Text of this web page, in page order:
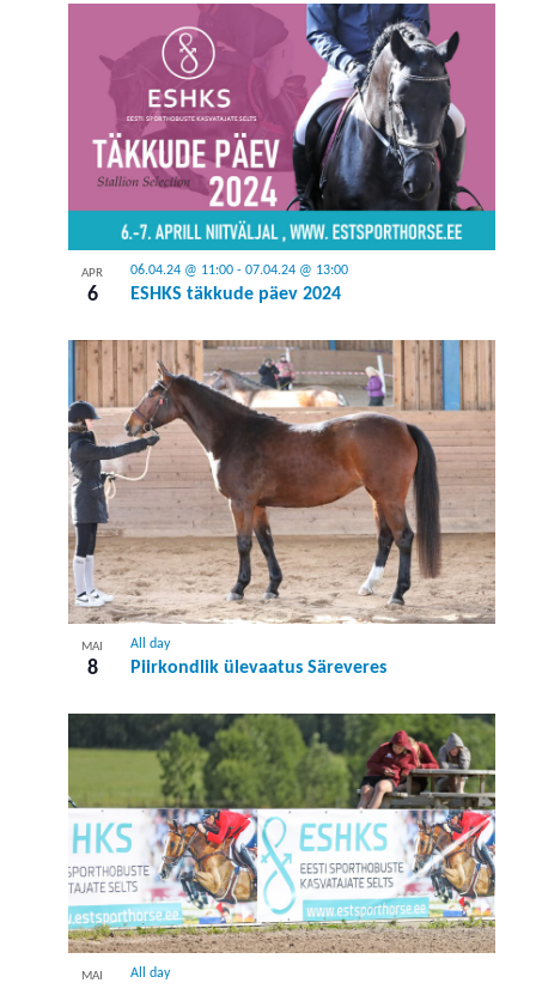
APR
6 ESHKS täkkude päev 2024
06.04.24 @ 11:00 -07.04.24 @ 13:00
MAI
8 Piirkondlik ülevaatus Säreveres
All day
MAI All day